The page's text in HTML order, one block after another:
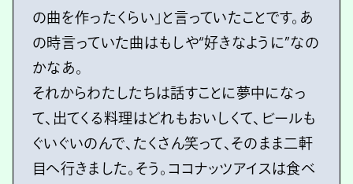
の曲を作ったくらい」と言っていたことです。あ
の時言っていた曲はもしや“好きなように”なの
かなあ。
それからわたしたちは話すことに夢中になっ
て、出てくる料理はどれもおいしくて、ビールも
ぐいぐいのんで、たくさん笑って、そのまま二軒
目へ行きました。そう。ココナッツアイスは食べ